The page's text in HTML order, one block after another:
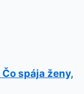
spája ženy,